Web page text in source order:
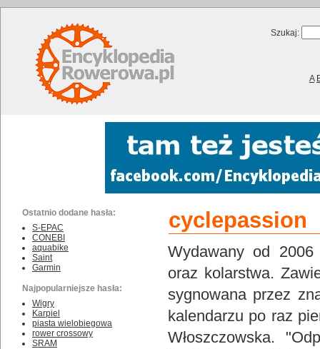
Szukaj:
A
Ostatnio dodane hasła:
S-EPAC
CONEBI
aquabike
Saint
Garmin
Najpopularniejsze hasła:
Wigry
Karpiel
piasta wielobiegowa
rower crossowy
SRAM
cyclepassion
Wydawany od 2006
oraz kolarstwa.
sygnowana przez
kalendarzu po raz
Włoszczowska.